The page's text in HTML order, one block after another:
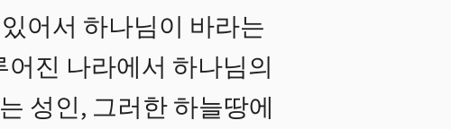
어서 하나님이 바라는
진 나라에서 하나님의
성인, 그러한 하늘땅에